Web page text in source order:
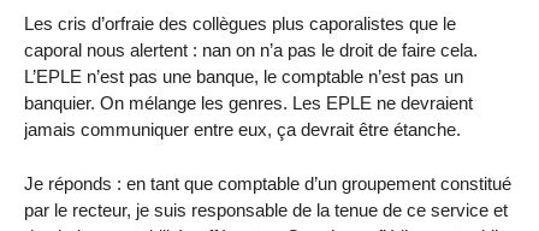
Les cris d’orfraie des collègues plus caporalistes que le
caporal nous alertent : nan on n’a pas le droit de faire cela.
L’EPLE n’est pas une banque, le comptable n’est pas un
banquier. On mélange les genres. Les EPLE ne devraient
jamais communiquer entre eux, ça devrait être étanche.
Je réponds : en tant que comptable d’un groupement constitué
par le recteur, je suis responsable de la tenue de ce service et